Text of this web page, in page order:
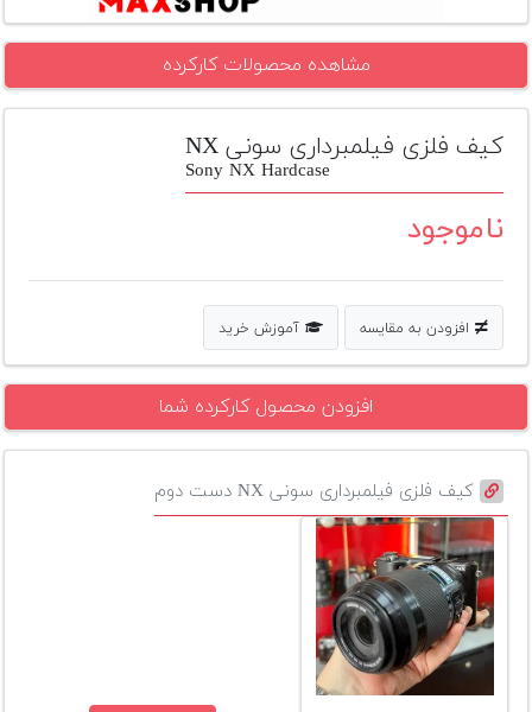
پلاس
افزودن
دست
دوم
دوربین
بله
مشاهده محصولات کارکرده
کیف فلزی فیلمبرداری سونی NX
Sony NX Hardcase
ناموجود
افزودن به مقایسه آموزش خرید
افزودن محصول کارکرده شما
کیف فلزی فیلمبرداری سونی NX دست دوم